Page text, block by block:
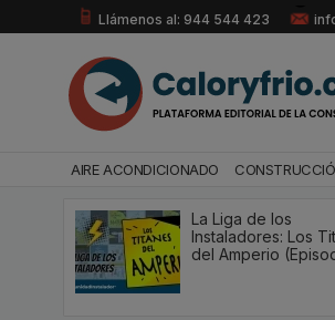
Llámenos al: 944 544 423
AIRE ACONDICIONADO
La Liga de los
Instaladores: Los
del Amperio